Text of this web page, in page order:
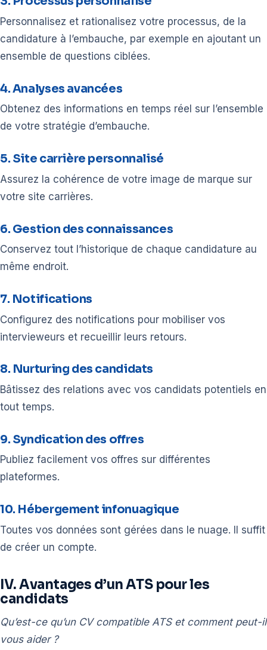
Personnalisez et rationalisez votre processus, de la
candidature à l’embauche, par exemple en ajoutant un
ensemble de questions ciblées.
4. Analyses avancées
Obtenez des informations en temps réel sur l’ensemble
de votre stratégie d’embauche.
5. Site carrière personnalisé
Assurez la cohérence de votre image de marque sur
votre site carrières.
6. Gestion des connaissances
Conservez tout l’historique de chaque candidature au
même endroit.
7. Notifications
Configurez des notifications pour mobiliser vos
intervieweurs et recueillir leurs retours.
8. Nurturing des candidats
Bâtissez des relations avec vos candidats potentiels en
tout temps.
9. Syndication des offres
Publiez facilement vos offres sur différentes
plateformes.
10. Hébergement infonuagique
Toutes vos données sont gérées dans le nuage. Il suffit
de créer un compte.
IV. Avantages d’un ATS pour les
candidats
Qu’est-ce qu’un CV compatible ATS et comment peut-il
vous aider ?